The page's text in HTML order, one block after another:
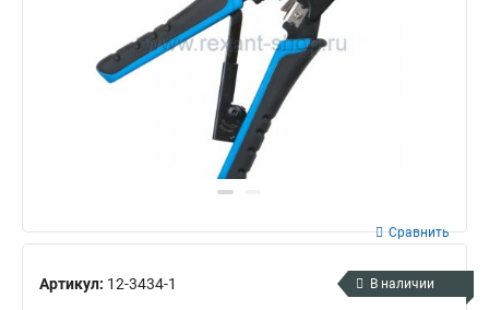
Артикул: 12-3434-1
Сравнить
В наличии